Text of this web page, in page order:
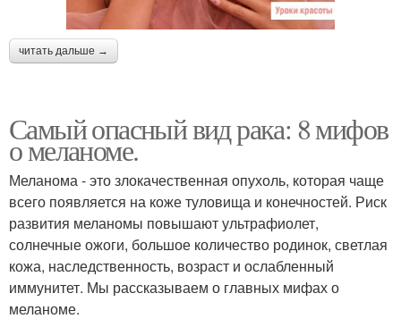
читать дальше →
Самый опасный вид рака: 8 мифов
о меланоме.
Меланома - это злокачественная опухоль, которая чаще
всего появляется на коже туловища и конечностей. Риск
развития меланомы повышают ультрафиолет,
солнечные ожоги, большое количество родинок, светлая
кожа, наследственность, возраст и ослабленный
иммунитет. Мы рассказываем о главных мифах о
меланоме.